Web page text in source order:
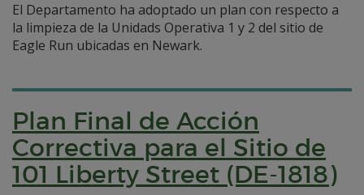
El Departamento ha adoptado un plan con respecto a
la limpieza de la Unidads Operativa 1 y 2 del sitio de
Eagle Run ubicadas en Newark.
Plan Final de Acción
Correctiva para el Sitio de
101 Liberty Street (DE-1818)